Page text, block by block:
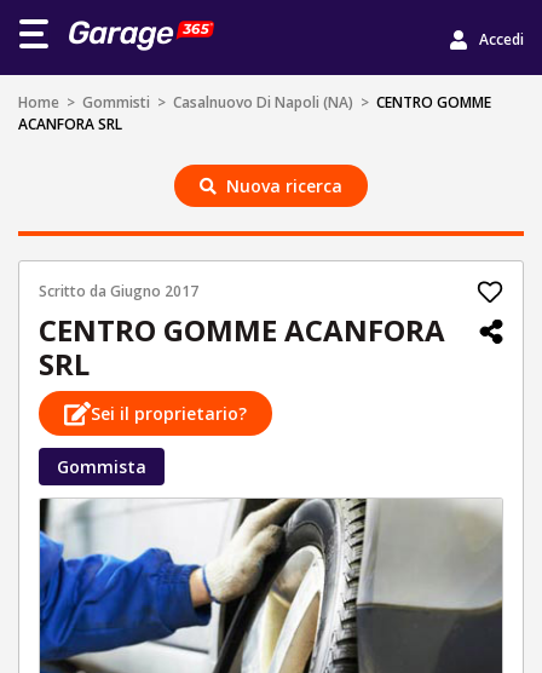
Accedi
Home > Gommisti > Casalnuovo Di Napoli (NA) > CENTRO GOMME
ACANFORA SRL
Nuova ricerca
Scritto da Giugno 2017
CENTRO GOMME ACANFORA
SRL
Sei il proprietario?
Gommista